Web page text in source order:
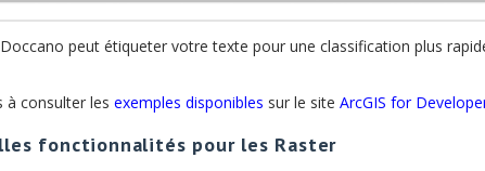
Doccano peut étiqueter votre texte pour une classification plus
à consulter les exemples disponibles sur le site ArcGIS for
fonctionnalités pour les Raster